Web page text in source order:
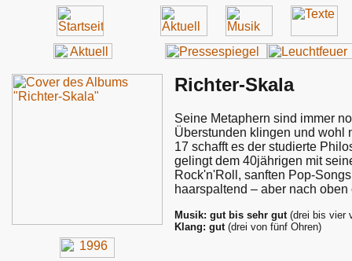
Richter-Skala
Seine Metaphern sind immer
Überstunden klingen und wohl
17 schafft es der studierte
gelingt dem 40jährigen mit
Rock'n'Roll, sanften Pop-
haarspaltend – aber nach oben
Musik: gut bis sehr gut (drei bis vier
Klang: gut (drei von fünf Ohren)